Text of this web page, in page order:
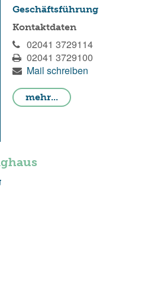
Geschäftsführung
Kontaktdaten
02041 3729114
02041 3729100
Mail schreiben
mehr...